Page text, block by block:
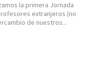
la primera Jornada
extranjeros (no
de nuestros...